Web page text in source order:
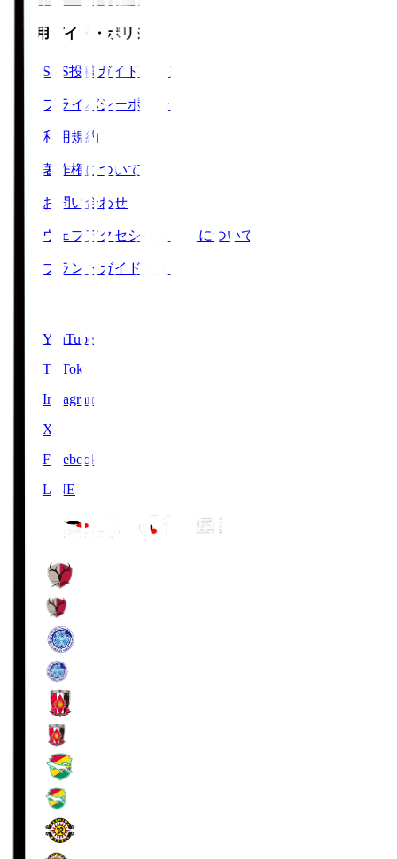
ご利用ガイド・ポリシー
SNS投稿ガイドライン
プライバシーポリシー
利用規約
著作権について
お問い合わせ
ウェブアクセシビリティについて
ブランドガイドライン
YouTube
TikTok
Instagram
X
Facebook
LINE